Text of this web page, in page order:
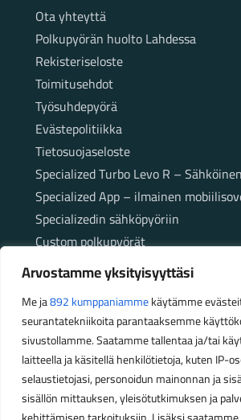
Arvostamme yksityisyyttäsi
Me ja892 kumppaniammekäytämme
seurantatekniikoita parantaaksemme
sivustollamme. Saatamme tallentaa ja/tai
laitteella ja käsitellä henkilötietoja, kuten IP-
selaustietojasi, personoidun mainonnan ja
sisällön mittauksen, yleisötutkimuksen ja
SivutOta yhteyttä
Polkupyörän huolto Lahdessa
Rekisteriseloste
Toimitusehdot
Työsuhdepyörä
Evästepolitiikka
Tietosuojaseloste
Specialized Turbo Levo R –
Specialized App – ilmainen
Specializedin sähköpyöriin
Custom polkupyörät
Fatbikellä helppoa ja huoletonta
maastossa
Aukioloajat
Talvikauden aukioloajat (1.10.2025 –
Ma-Pe 10-18